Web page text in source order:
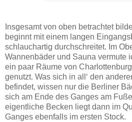
Insgesamt von oben betrachtet
beginnt mit einem langen
schlauchartig durchschreitet. Im
Wannenbäder und Sauna vermute
ein paar Räume von
genutzt. Was sich in all‘ den
befindet, wissen nur die Berliner
sich am Ende des Ganges am
eigentliche Becken liegt dann im
Ganges ebenfalls im ersten Stock.